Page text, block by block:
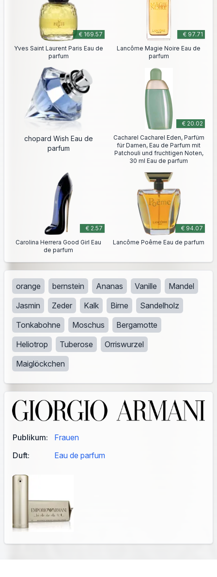
Publikum:
Frauen
Duft:
Eau de parfum
€ 169.57
Yves Saint Laurent Paris Eau de
parfum
€ 97.71
Lancôme Magie Noire Eau de
parfum
chopard Wish Eau de
parfum
€ 20.02
Cacharel Cacharel Eden, Parfüm
für Damen, Eau de Parfum mit
Patchouli und fruchtigen Noten,
30 ml Eau de parfum
€ 2.57
Carolina Herrera Good Girl Eau
de parfum
€ 94.07
Lancôme Poême Eau de parfum
orange bernstein Ananas Vanille
Mandel
Jasmin
Zeder Kalk Birne
Sandelholz
Tonkabohne
Moschus
Bergamotte
Heliotrop
Tuberose
Orriswurzel
Maiglöckchen